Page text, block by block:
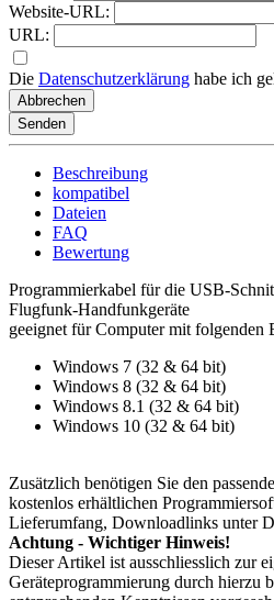
Website-URL:
URL:
Die Datenschutzerklärung habe ich
Abbrechen
Senden
Beschreibung
kompatibel
Dateien
FAQ
Bewertung
Programmierkabel für die USB-
Flugfunk-Handfunkgeräte
geeignet für Computer mit folgenden
Windows 7 (32 & 64 bit)
Windows 8 (32 & 64 bit)
Windows 8.1 (32 & 64 bit)
Windows 10 (32 & 64 bit)
Zusätzlich benötigen Sie den
kostenlos erhältlichen
Lieferumfang, Downloadlinks unter
Achtung - Wichtiger Hinweis!
Dieser Artikel ist ausschliesslich zur
Geräteprogrammierung durch hierzu